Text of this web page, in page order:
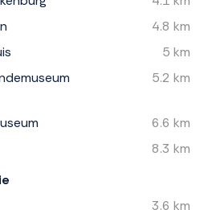
4.8 km
5 km
5.2 km
6.6 km
8.3 km
3.6 km